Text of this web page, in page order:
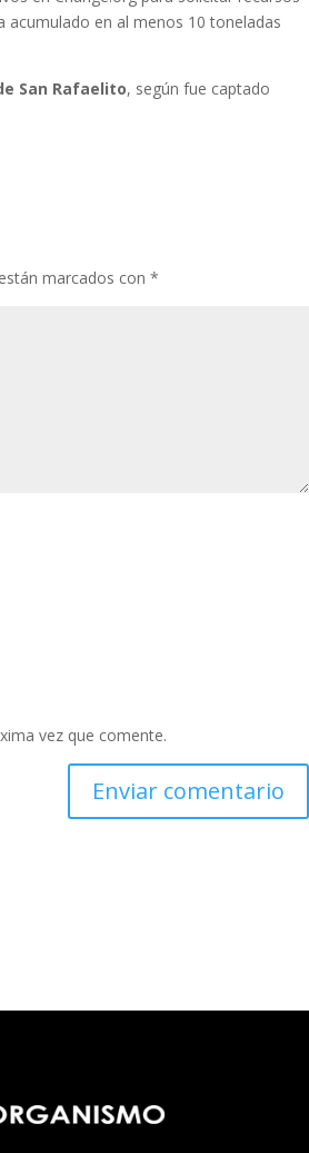
acumulado en al menos 10 toneladas
San Rafaelito, según fue captado
marcados con*
vez que comente.